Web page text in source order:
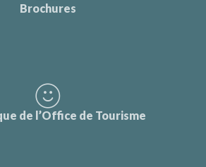
Brochures
de l’Office de Tourisme